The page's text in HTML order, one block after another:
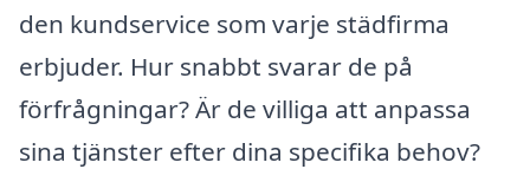
den kundservice som varje städfirma
erbjuder. Hur snabbt svarar de på
förfrågningar? Är de villiga att anpassa
sina tjänster efter dina specifika behov?